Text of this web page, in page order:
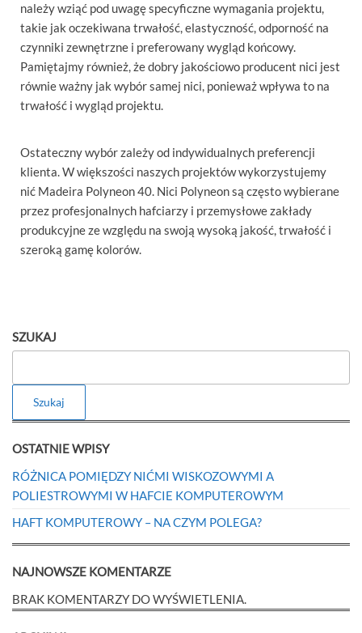
należy wziąć pod uwagę specyficzne wymagania projektu,
takie jak oczekiwana trwałość, elastyczność, odporność na
czynniki zewnętrzne i preferowany wygląd końcowy.
Pamiętajmy również, że dobry jakościowo producent nici jest
równie ważny jak wybór samej nici, ponieważ wpływa to na
trwałość i wygląd projektu.
Ostateczny wybór zależy od indywidualnych preferencji
klienta. W większości naszych projektów wykorzystujemy
nić Madeira Polyneon 40. Nici Polyneon są często wybierane
przez profesjonalnych hafciarzy i przemysłowe zakłady
produkcyjne ze względu na swoją wysoką jakość, trwałość i
szeroką gamę kolorów.
SZUKAJ
Szukaj
OSTATNIE WPISY
RÓŻNICA POMIĘDZY NIĆMI WISKOZOWYMI A
POLIESTROWYMI W HAFCIE KOMPUTEROWYM
HAFT KOMPUTEROWY – NA CZYM POLEGA?
NAJNOWSZE KOMENTARZE
BRAK KOMENTARZY DO WYŚWIETLENIA.